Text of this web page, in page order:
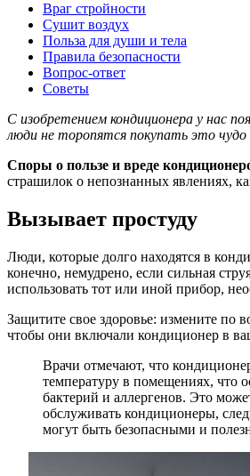
Враг стройности
Сушит воздух
Польза для души и тела
Правила безопасности
Вопрос-ответ
Советы
С изобретением кондиционера у нас
люди не торопятся покупать это чудо
Споры о пользе и вреде
страшилок о непознанных явлениях,
Вызывает простуду
Люди, которые долго находятся в
конечно, немудрено, если сильная
использовать тот или иной прибор,
Защитите свое здоровье: измените по
чтобы они включали кондиционер в
Врачи отмечают, что
температуру в помещениях, что
бактерий и аллергенов. Это
обслуживать кондиционеры,
могут быть безопасными и